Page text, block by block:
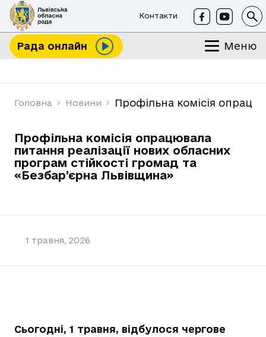
Контакти
Рада онлайн Меню
Головна Новини Профільна комісія
Профільна комісія опрацювала
питання реалізації нових обласних
програм стійкості громад та
«Безбар’єрна Львівщина»
1 травня, 2026
Сьогодні, 1 травня, відбулося чергове